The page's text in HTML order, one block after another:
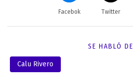
Facebok Twitter
SE HABLÓ DE
Calu Rivero